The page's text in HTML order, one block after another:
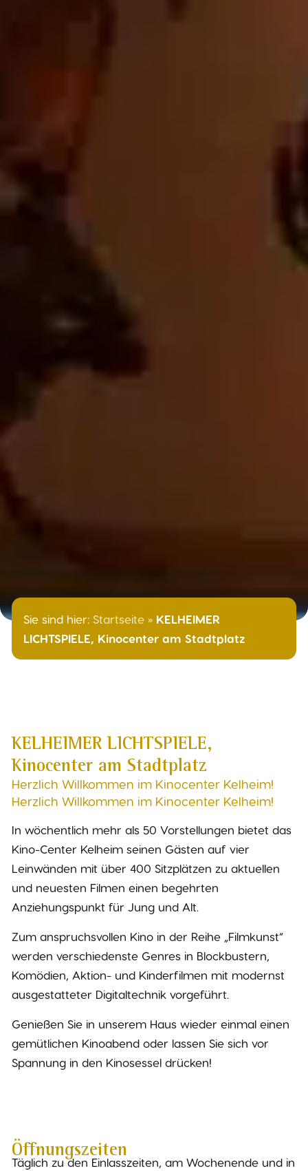
Sie sind hier: Startseite » KELHEIMER
LICHTSPIELE, Kinocenter am Stadtplatz
KELHEIMER LICHTSPIELE,
Kinocenter am Stadtplatz
Herzlich Willkommen im Kinocenter Kelheim!
Herzlich Willkommen im Kinocenter Kelheim!
In wöchentlich mehr als 50 Vorstellungen bietet das
Kino-Center Kelheim seinen Gästen auf vier
Leinwänden mit über 400 Sitzplätzen zu aktuellen
und neuesten Filmen einen begehrten
Anziehungspunkt für Jung und Alt.
Zum anspruchsvollen Kino in der Reihe „Filmkunst“
werden verschiedenste Genres in Blockbustern,
Komödien, Aktion- und Kinderfilmen mit modernst
ausgestatteter Digitaltechnik vorgeführt.
Genießen Sie in unserem Haus wieder einmal einen
gemütlichen Kinoabend oder lassen Sie sich vor
Spannung in den Kinosessel drücken!
Öffnungszeiten
Täglich zu den Einlasszeiten, am Wochenende und in